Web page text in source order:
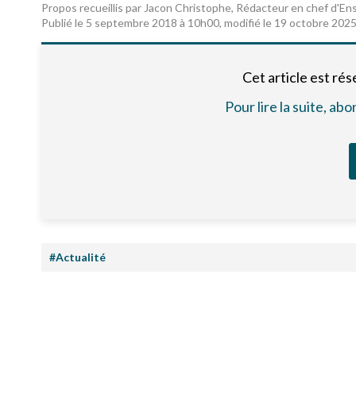
Propos recueillis par Jacon Christophe, Rédacteur en chef
Publié le 5 septembre 2018 à 10h00, modifié le 19 octobre
Cet article est
Pour lire la suite,
#Actualité